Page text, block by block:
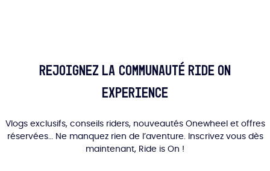
Rejoignez la communauté Ride On
Experience
Vlogs exclusifs, conseils riders, nouveautés Onewheel et offres
réservées… Ne manquez rien de l’aventure. Inscrivez vous dès
maintenant, Ride is On !